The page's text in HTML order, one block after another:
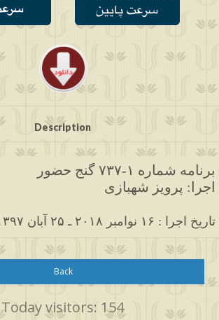
Description
برنامه شماره ۱-۷۳۷ گنج حضور
اجرا: پرویز شهبازی
۱۳۹۷ تاریخ اجرا : ۱۶ نوامبر ۲۰۱۸ ـ ۲۵ آبان
Back
Today visitors: 154